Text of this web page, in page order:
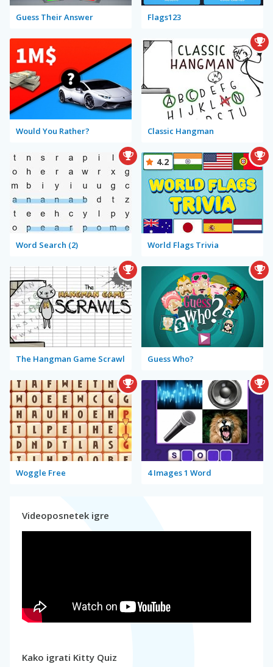
Guess Their Answer Flags123
Would You Rather? Classic Hangman
Word Search (2) World Flags Trivia
4.2
The Hangman Game Scrawl Guess Who?
Woggle Free 4 Images 1 Word
Videoposnetek igre
Kako igrati Kitty Quiz